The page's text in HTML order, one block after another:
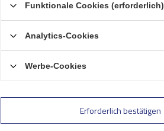
Funktionale Cookies (erforderlich)
Analytics-Cookies
Werbe-Cookies
Erforderlich bestätigen